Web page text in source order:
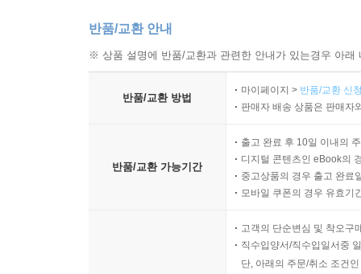
반품/교환 안내
※ 상품 설명에 반품/교환과 관련한 안내가 있는경우 아
반품/교환 방법
마이페이지 > 반품/교환 신
판매자 배송 상품은 판매자
반품/교환 가능기간
출고 완료 후 10일 이내의
디지털 콘텐츠인 eBook의
중고상품의 경우 출고 완료
모바일 쿠폰의 경우 유효기
고객의 단순변심 및 착오구
직수입양서/직수입일서중
단, 아래의 주문/취소 조건